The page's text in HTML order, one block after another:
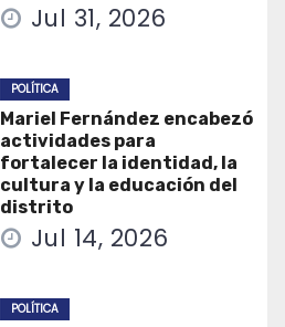
Jul 31, 2026
POLÍTICA
Mariel Fernández encabezó
actividades para
fortalecer la identidad, la
cultura y la educación del
distrito
Jul 14, 2026
POLÍTICA